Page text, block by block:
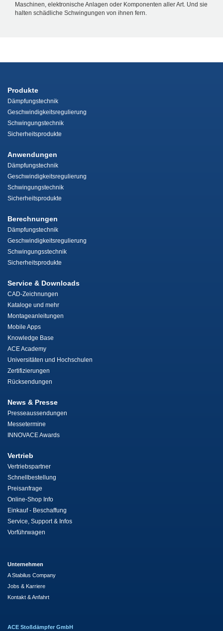
Maschinen, elektronische Anlagen oder Komponenten aller Art. Und sie
halten schädliche Schwingungen von ihnen fern.
Produkte
Dämpfungstechnik
Geschwindigkeitsregulierung
Schwingungstechnik
Sicherheitsprodukte
Anwendungen
Dämpfungstechnik
Geschwindigkeitsregulierung
Schwingungstechnik
Sicherheitsprodukte
Berechnungen
Dämpfungstechnik
Geschwindigkeitsregulierung
Schwingungsstechnik
Sicherheitsprodukte
Service & Downloads
CAD-Zeichnungen
Kataloge und mehr
Montageanleitungen
Mobile Apps
Knowledge Base
ACE Academy
Universitäten und Hochschulen
Zertifizierungen
Rücksendungen
News & Presse
Presseaussendungen
Messetermine
INNOVACE Awards
Vertrieb
Vertriebspartner
Schnellbestellung
Preisanfrage
Online-Shop Info
Einkauf - Beschaffung
Service, Support & Infos
Vorführwagen
Unternehmen
A Stabilus Company
Jobs & Karriere
Kontakt & Anfahrt
ACE Stoßdämpfer GmbH